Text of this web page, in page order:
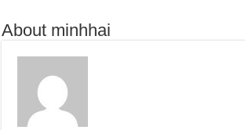
About minhhai